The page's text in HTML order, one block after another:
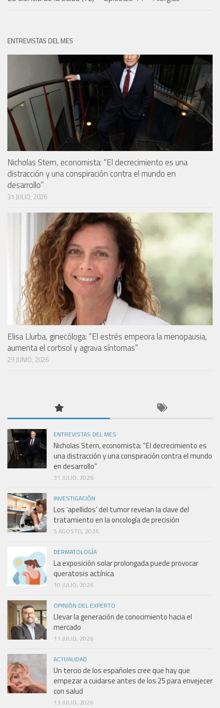
ENTREVISTAS DEL MES
Nicholas Stern, economista: “El decrecimiento es una
distracción y una conspiración contra el mundo en
desarrollo”
31 JULIO, 2026
Elisa Llurba, ginecóloga: “El estrés empeora la menopausia,
aumenta el cortisol y agrava síntomas”
29 JUNIO, 2026
ENTREVISTAS DEL MES
Nicholas Stern, economista: “El decrecimiento es
una distracción y una conspiración contra el mundo
en desarrollo”
31 JULIO, 2026
INVESTIGACIÓN
Los ‘apellidos’ del tumor revelan la clave del
tratamiento en la oncología de precisión
5 AGOSTO, 2026
DERMATOLOGÍA
La exposición solar prolongada puede provocar
queratosis actínica
10 JULIO, 2026
OPINIÓN DEL EXPERTO
Llevar la generación de conocimiento hacia el
mercado
11 JULIO, 2026
ACTUALIDAD
Un tercio de los españoles cree que hay que
empezar a cuidarse antes de los 25 para envejecer
con salud
13 JULIO, 2026